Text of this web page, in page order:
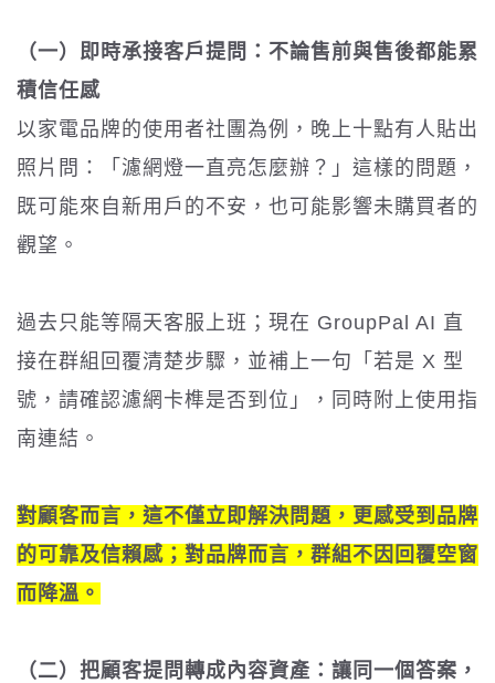
（一）即時承接客戶提問：不論售前與售後都能累
積信任感
以家電品牌的使用者社團為例，晚上十點有人貼出
照片問：「濾網燈一直亮怎麼辦？」這樣的問題，
既可能來自新用戶的不安，也可能影響未購買者的
觀望。
過去只能等隔天客服上班；現在 GroupPal AI 直
接在群組回覆清楚步驟，並補上一句「若是 X 型
號，請確認濾網卡榫是否到位」，同時附上使用指
南連結。
對顧客而言，這不僅立即解決問題，更感受到品牌
的可靠及信賴感；對品牌而言，群組不因回覆空窗
而降溫。
（二）把顧客提問轉成內容資產：讓同一個答案，